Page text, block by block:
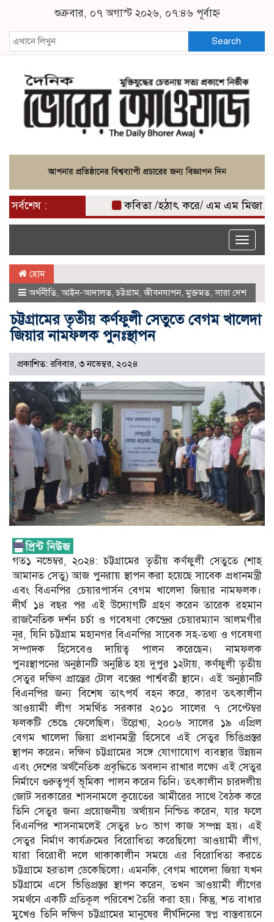
শুক্রবার, ০৭ অগাস্ট ২০২৬, ০৭:৪৬ পূর্বাহ্ন
Search
সর্বশেষ : কবিতা /হঠাৎ করে/ এম এম মিজান
Toggle
হোম
অর্থনীতি, আইন-আদালত,চট্টগ্রাম,জীবনযাপন,মুক্তমত,সারা দেশ
চট্টগ্রামের তৃতীয় কর্ণফুলী সেতুতে বেগম খালেদা
জিয়ার নামফলক পুনঃস্থাপন
প্রকাশিত: রবিবার, ৩ নভেম্বর, ২০২৪
গত১ নভেম্বর, ২০২৪: চট্টগ্রামের তৃতীয় কর্ণফুলী সেতুতে (শাহ
আমানত সেতু) আজ পুনরায় স্থাপন করা হয়েছে সাবেক প্রধানমন্ত্রী
এবং বিএনপির চেয়ারপার্সন বেগম খালেদা জিয়ার নামফলক।
দীর্ঘ ১৪ বছর পর এই উদ্যোগটি গ্রহণ করেন তারেক রহমান
রাজনৈতিক দর্শন চর্চা ও গবেষণা কেন্দ্রের চেয়ারম্যান আলমগীর
নূর, যিনি চট্টগ্রাম মহানগর বিএনপির সাবেক সহ-তথ্য ও গবেষণা
সম্পাদক হিসেবেও দায়িত্ব পালন করেছেন। নামফলক
পুনঃস্থাপনের অনুষ্ঠানটি অনুষ্ঠিত হয় দুপুর ১২টায়, কর্ণফুলী তৃতীয়
সেতুর দক্ষিণ প্রান্তের টোল বক্সের পার্শ্ববর্তী স্থানে। এই অনুষ্ঠানটি
বিএনপির জন্য বিশেষ তাৎপর্য বহন করে, কারণ তৎকালীন
আওয়ামী লীগ সমর্থিত সরকার ২০১০ সালের ৭ সেপ্টেম্বর
ফলকটি ভেঙে ফেলেছিল। উল্লেখ্য, ২০০৬ সালের ১৯ এপ্রিল
বেগম খালেদা জিয়া প্রধানমন্ত্রী হিসেবে এই সেতুর ভিত্তিপ্রস্তর
স্থাপন করেন। দক্ষিণ চট্টগ্রামের সঙ্গে যোগাযোগ ব্যবস্থার উন্নয়ন
এবং দেশের অর্থনৈতিক প্রবৃদ্ধিতে অবদান রাখার লক্ষ্যে এই সেতুর
নির্মাণে গুরুত্বপূর্ণ ভূমিকা পালন করেন তিনি। তৎকালীন চারদলীয়
জোট সরকারের শাসনামলে কুয়েতের আমীরের সাথে বৈঠক করে
তিনি সেতুর জন্য প্রয়োজনীয় অর্থায়ন নিশ্চিত করেন, যার ফলে
বিএনপির শাসনামলেই সেতুর ৮০ ভাগ কাজ সম্পন্ন হয়। এই
সেতুর নির্মাণ কার্যক্রমের বিরোধিতা করেছিলো আওয়ামী লীগ,
যারা বিরোধী দলে থাকাকালীন সময়ে এর বিরোধিতা করতে
চট্টগ্রামে হরতাল ডেকেছিলো। এমনকি, বেগম খালেদা জিয়া যখন
চট্টগ্রামে এসে ভিত্তিপ্রস্তর স্থাপন করেন, তখন আওয়ামী লীগের
সমর্থনে একটি প্রতিকূল পরিবেশ তৈরি করা হয়। কিন্তু, শত বাধার
মুখেও তিনি দক্ষিণ চট্টগ্রামের মানুষের দীর্ঘদিনের স্বপ্ন বাস্তবায়নে